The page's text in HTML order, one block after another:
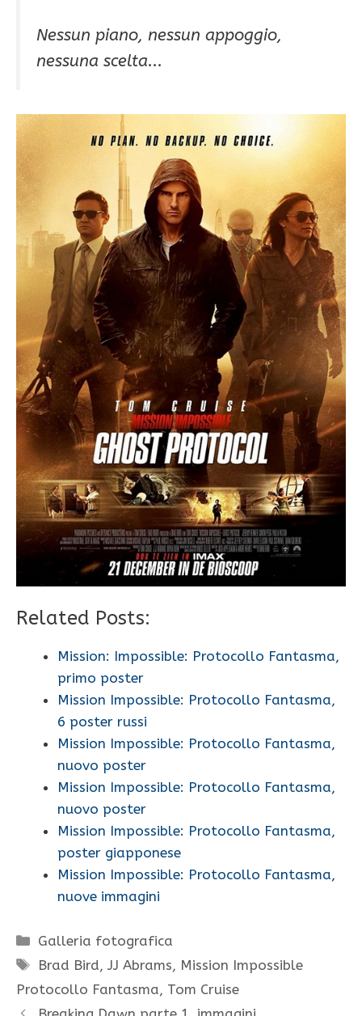
Nessun piano, nessun appoggio,
nessuna scelta...
Related Posts:
Mission: Impossible: Protocollo Fantasma,
primo poster
Mission Impossible: Protocollo Fantasma,
6 poster russi
Mission Impossible: Protocollo Fantasma,
nuovo poster
Mission Impossible: Protocollo Fantasma,
nuovo poster
Mission Impossible: Protocollo Fantasma,
poster giapponese
Mission Impossible: Protocollo Fantasma,
nuove immagini
Categorie
Galleria fotografica
Tag
Brad Bird,JJ Abrams, Mission Impossible
Protocollo Fantasma, Tom Cruise